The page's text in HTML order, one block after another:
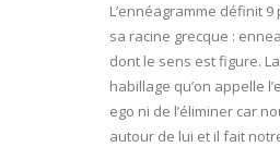
L’ennéagramme définit
sa racine grecque :
dont le sens est figure.
habillage qu’on appelle
ego ni de l’éliminer car
autour de lui et il fait